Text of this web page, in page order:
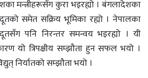
मन्त्रीहरूसँग कुरा भइरह्यो । बंगलादेशका
समेत सक्रिय भूमिका रह्यो । नेपालका
पनि निरन्तर समन्वय भइरह्यो । यी
यो त्रिपक्षीय सम्झौता हुन सफल भयो ।
निर्यातको सम्झौता भयो ।